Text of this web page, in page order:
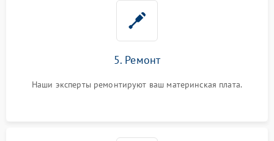
5. Ремонт
Наши эксперты ремонтируют ваш материнская плата.